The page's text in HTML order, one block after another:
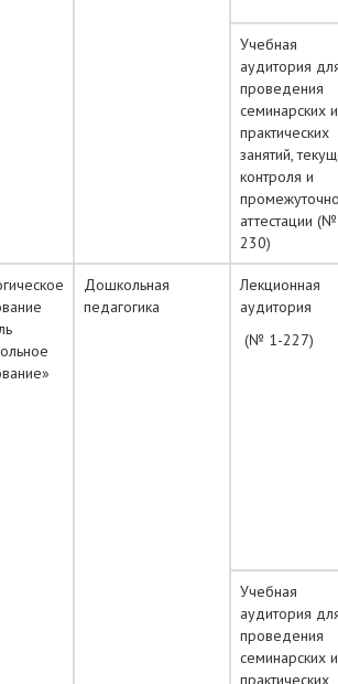
Учебная
аудитория
проведения
семинарских и
практических
занятий,
контроля и
аттестации
230)
Дошкольная
педагогика
Лекционная
аудитория
(№ 1-227)
Учебная
аудитория
проведения
семинарских и
практических